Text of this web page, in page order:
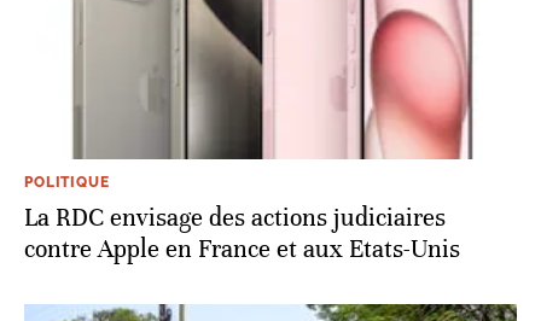
POLITIQUE
La RDC envisage des actions judiciaires
contre Apple en France et aux Etats-Unis